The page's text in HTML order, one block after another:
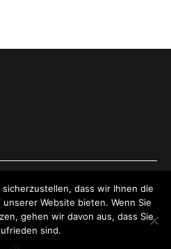
. All rights reserved.
Powered byWordPress .
dass wir Ihnen die
Website bieten. Wenn Sie
gehen wir davon aus, dass Sie
sind.